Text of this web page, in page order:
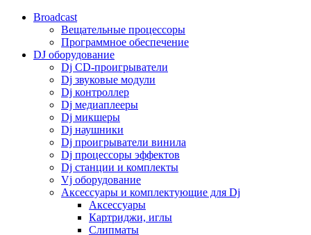
Broadcast
Вещательные процессоры
Программное обеспечение
DJ оборудование
Dj CD-проигрыватели
Dj звуковые модули
Dj контроллер
Dj медиаплееры
Dj микшеры
Dj наушники
Dj проигрыватели винила
Dj процессоры эффектов
Dj станции и комплекты
Vj оборудование
Аксессуары и комплектующие для Dj
Аксессуары
Картриджи, иглы
Слипматы